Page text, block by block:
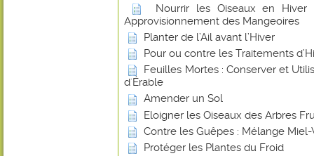
Nourrir les Oiseaux en
Approvisionnement des Mangeoires
Planter de l’Ail avant l’Hiver
Pour ou contre les Traitements
Feuilles Mortes : Conserver et
d'Érable
Amender un Sol
Eloigner les Oiseaux des Arbres
Contre les Guêpes : Mélange Miel-
Protéger les Plantes du Froid